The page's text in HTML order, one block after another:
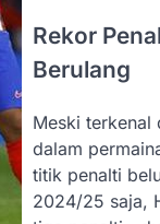
Rekor
Berulang
Meski terkenal
dalam
titik penalti
2024/25 saja,